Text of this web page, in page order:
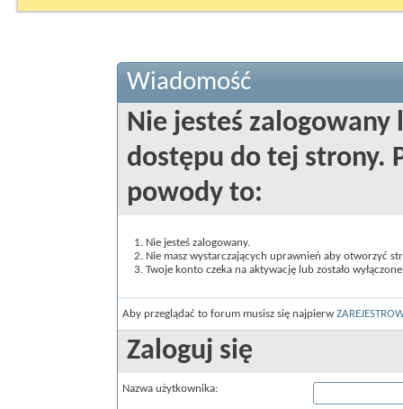
Wiadomość
Nie jesteś zalogowany
dostępu do tej strony.
powody to:
Nie jesteś zalogowany.
Nie masz wystarczających uprawnień aby otworzyć
Twoje konto czeka na aktywację lub zostało
Aby przeglądać to forum musisz się najpierw
Zaloguj się
Nazwa użytkownika: